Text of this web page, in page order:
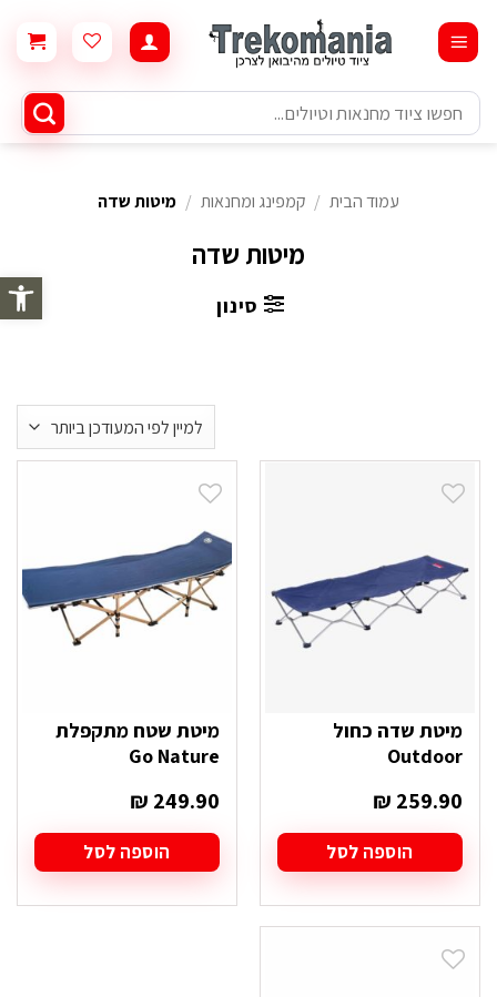
פתח
content
חיפוש
עבור:
מיטות שדה
עמוד הבית / קמפינג ומחנאות / מיטות שדה
סינון
מיטת שדה כחול
Outdoor
₪ 259.90
הוספה לסל
מיטת שטח מתקפלת
Go Nature
₪ 249.90
הוספה לסל